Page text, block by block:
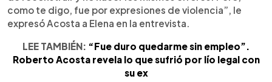
como te digo, fue por expresiones de violencia”, le
expresó Acosta a Elena en la entrevista.
LEE TAMBIÉN: “Fue duro quedarme sin empleo”.
Roberto Acosta revela lo que sufrió por lío legal con
su ex